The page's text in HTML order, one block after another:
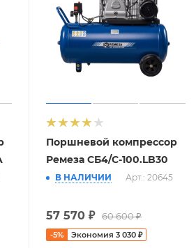
Поршневой компрессор
Ремеза СБ4/С-100.LB30
В НАЛИЧИИ Арт.: 20645
57 570 ₽ 60 600₽
-5% Экономия 3 030 ₽